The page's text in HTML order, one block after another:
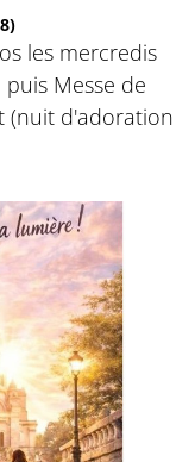
les mercredis
Messe de
(nuit d'adoration